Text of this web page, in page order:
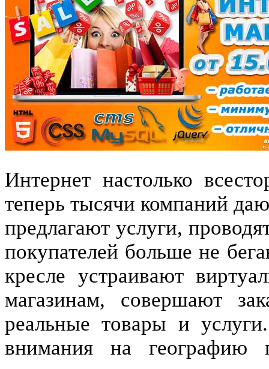
Интернет настолько
теперь тысячи компаний
предлагают услуги,
покупателей больше не
кресле устраивают
магазинам, совершают
реальные товары и
внимания на географию